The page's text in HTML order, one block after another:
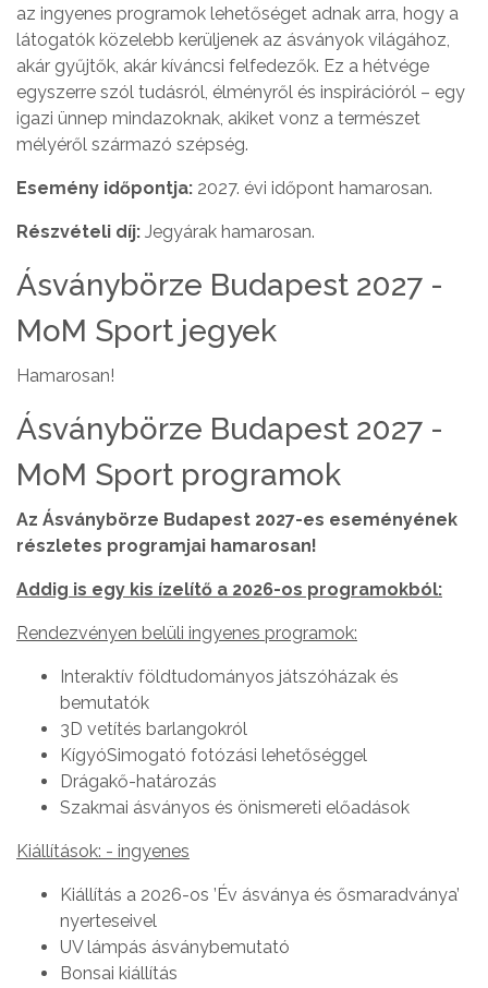
az ingyenes programok lehetőséget adnak arra, hogy a
látogatók közelebb kerüljenek az ásványok világához,
akár gyűjtők, akár kíváncsi felfedezők. Ez a hétvége
egyszerre szól tudásról, élményről és inspirációról – egy
igazi ünnep mindazoknak, akiket vonz a természet
mélyéről származó szépség.
Esemény időpontja: 2027. évi időpont hamarosan.
Részvételi díj: Jegyárak hamarosan.
Ásványbörze Budapest 2027 -
MoM Sport jegyek
Hamarosan!
Ásványbörze Budapest 2027 -
MoM Sport programok
Az Ásványbörze Budapest 2027-es eseményének
részletes programjai hamarosan!
Addig is egy kis ízelítő a 2026-os programokból:
Rendezvényen belüli ingyenes programok:
Interaktív földtudományos játszóházak és
bemutatók
3D vetítés barlangokról
KígyóSimogató fotózási lehetőséggel
Drágakő-határozás
Szakmai ásványos és önismereti előadások
Kiállítások: - ingyenes
Kiállítás a 2026-os ’Év ásványa és ősmaradványa’
nyerteseivel
UV lámpás ásványbemutató
Bonsai kiállítás